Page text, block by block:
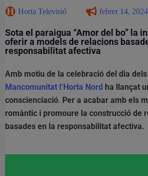
Horta Televisió febrer 14, 2024
Sota el paraigua “Amor del bo” la
oferir a models de relacions
responsabilitat afectiva
Amb motiu de la celebració del dia
Mancomunitat l’Horta Nord ha llançat
conscienciació. Per a acabar amb els
romàntic i promoure la construcció de
basades en la responsabilitat afectiva.